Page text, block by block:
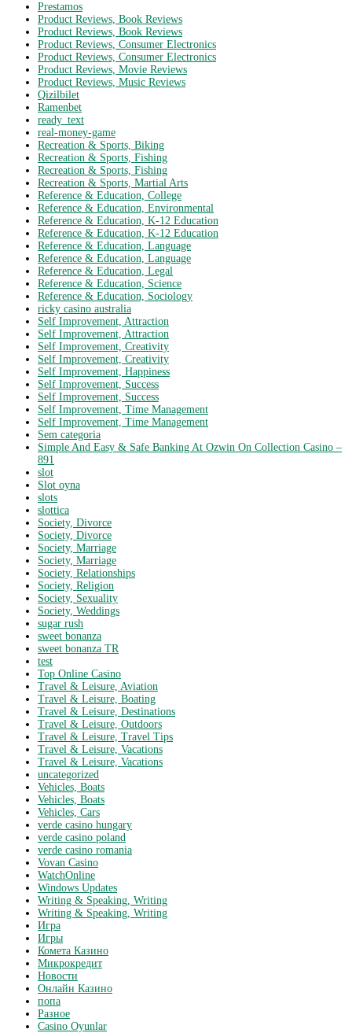
Prestamos
Product Reviews, Book Reviews
Product Reviews, Book Reviews
Product Reviews, Consumer Electronics
Product Reviews, Consumer Electronics
Product Reviews, Movie Reviews
Product Reviews, Music Reviews
Qizilbilet
Ramenbet
ready_text
real-money-game
Recreation & Sports, Biking
Recreation & Sports, Fishing
Recreation & Sports, Fishing
Recreation & Sports, Martial Arts
Reference & Education, College
Reference & Education, Environmental
Reference & Education, K-12 Education
Reference & Education, K-12 Education
Reference & Education, Language
Reference & Education, Language
Reference & Education, Legal
Reference & Education, Science
Reference & Education, Sociology
ricky casino australia
Self Improvement, Attraction
Self Improvement, Attraction
Self Improvement, Creativity
Self Improvement, Creativity
Self Improvement, Happiness
Self Improvement, Success
Self Improvement, Success
Self Improvement, Time Management
Self Improvement, Time Management
Sem categoria
Simple And Easy & Safe Banking At Ozwin On Collection Casino –
891
slot
Slot oyna
slots
slottica
Society, Divorce
Society, Divorce
Society, Marriage
Society, Marriage
Society, Relationships
Society, Religion
Society, Sexuality
Society, Weddings
sugar rush
sweet bonanza
sweet bonanza TR
test
Top Online Casino
Travel & Leisure, Aviation
Travel & Leisure, Boating
Travel & Leisure, Destinations
Travel & Leisure, Outdoors
Travel & Leisure, Travel Tips
Travel & Leisure, Vacations
Travel & Leisure, Vacations
uncategorized
Vehicles, Boats
Vehicles, Boats
Vehicles, Cars
verde casino hungary
verde casino poland
verde casino romania
Vovan Casino
WatchOnline
Windows Updates
Writing & Speaking, Writing
Writing & Speaking, Writing
Игра
Игры
Комета Казино
Микрокредит
Новости
Онлайн Казино
попа
Разное
Сasino Oyunlar